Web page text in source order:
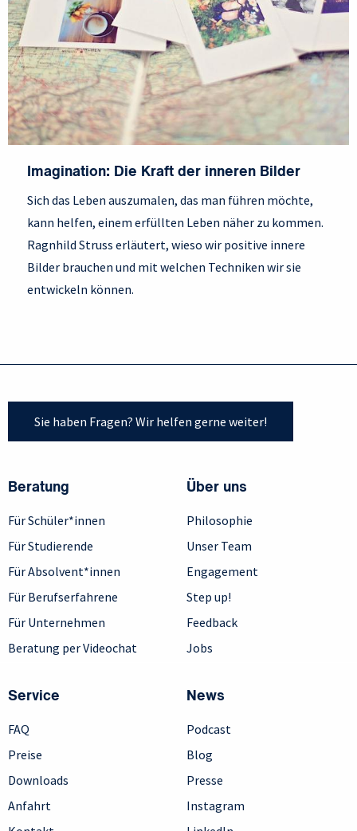
Imagination: Die Kraft der inneren Bilder
Sich das Leben auszumalen, das man führen möchte,
kann helfen, einem erfüllten Leben näher zu kommen.
Ragnhild Struss erläutert, wieso wir positive innere
Bilder brauchen und mit welchen Techniken wir sie
entwickeln können.
Sie haben Fragen? Wir helfen gerne weiter!
Beratung
Für Schüler*innen
Für Studierende
Für Absolvent*innen
Für Berufserfahrene
Für Unternehmen
Beratung per Videochat
Über uns
Philosophie
Unser Team
Engagement
Step up!
Feedback
Jobs
Service
FAQ
Preise
Downloads
Anfahrt
News
Podcast
Blog
Presse
Instagram